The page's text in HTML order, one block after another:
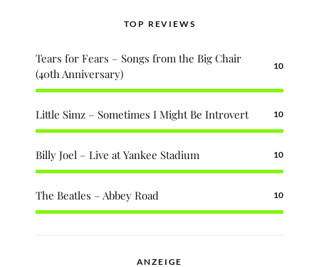
TOP REVIEWS
Tears for Fears – Songs from the Big Chair
(40th Anniversary)
10
Little Simz – Sometimes I Might Be Introvert 10
Billy Joel – Live at Yankee Stadium 10
The Beatles – Abbey Road 10
ANZEIGE